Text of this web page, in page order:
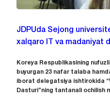
JDPUda Sejong
xalqaro IT va madaniyat
Koreya Respublikasining
buyurgan 23 nafar talaba
iborat delegatsiya ishtirokida
Dasturi”ning tantanali ochilish